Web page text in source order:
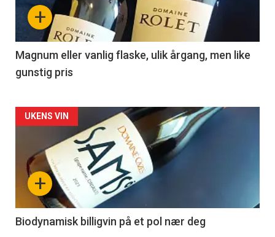
nå
3
+
Magnum eller vanlig flaske, ulik årgang, men like
gunstig pris
Forsiden
akkurat
nå
4
+
UKENS VIN
Biodynamisk billigvin på et pol nær deg